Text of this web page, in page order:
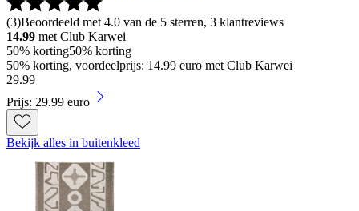
(3)Beoordeeld met 4.0 van de 5 sterren, 3 klantreviews
14.99 met Club Karwei
50% korting50% korting
50% korting, voordeelprijs: 14.99 euro met Club Karwei
29.99
Prijs: 29.99 euro
Bekijk alles in buitenkleed